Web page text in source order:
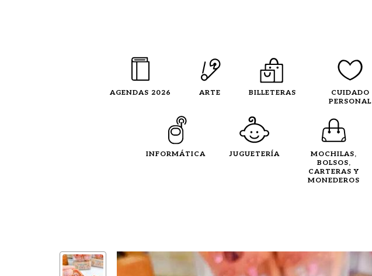
AGENDAS 2026 ARTE BILLETERAS
CUIDADO
PERSONAL
INFORMÁTICA JUGUETERÍA
MOCHILAS,
BOLSOS,
CARTERAS Y
MONEDEROS